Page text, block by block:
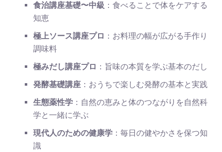
食治講座基礎〜中級 ：食べることで体をケアする
知恵
極上ソース講座プロ ：お料理の幅が広がる手作り
調味料
極みだし講座プロ ：旨味の本質を学ぶ基本のだし
発酵基礎講座 ：おうちで楽しむ発酵の基本と実践
生態薬性学 ：自然の恵みと体のつながりを自然科
学と一緒に学ぶ
現代人のための健康学 ：毎日の健やかさを保つ知
識